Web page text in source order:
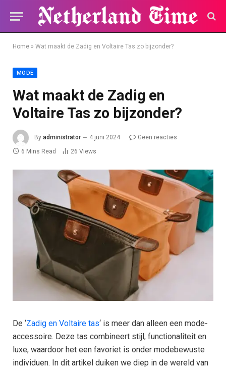
Home » Wat maakt de Zadig en Voltaire Tas zo bijzonder?
MODE
Wat maakt de Zadig en
Voltaire Tas zo bijzonder?
By administrator 4 juni 2024
Geen reacties
6 Mins Read
26 Views
De ‘Zadig en Voltaire tas‘ is meer dan alleen een mode-
accessoire. Deze tas combineert stijl, functionaliteit en
luxe, waardoor het een favoriet is onder modebewuste
individuen. In dit artikel duiken we diep in de wereld van